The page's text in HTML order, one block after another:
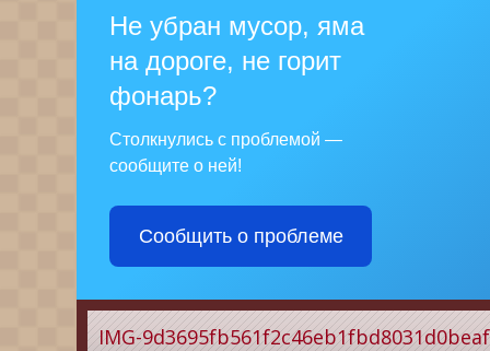
Не убран мусор, яма
на дороге, не горит
фонарь?
Столкнулись с проблемой —
сообщите о ней!
Сообщить о проблеме
IMG-